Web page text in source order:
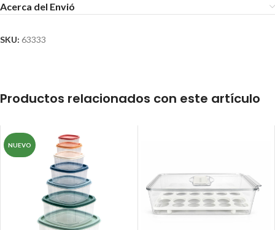
Acerca del Envió
SKU: 63333
Productos relacionados con este artículo
NUEVO